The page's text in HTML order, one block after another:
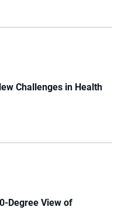
Challenges in Health
Degree View of